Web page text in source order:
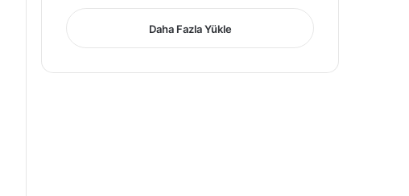
Daha Fazla Yükle